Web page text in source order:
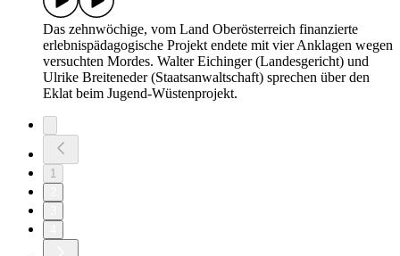
Das zehnwöchige, vom Land Oberösterreich finanzierte
erlebnispädagogische Projekt endete mit vier Anklagen wegen
versuchten Mordes. Walter Eichinger (Landesgericht) und
Ulrike Breiteneder (Staatsanwaltschaft) sprechen über den
Eklat beim Jugend-Wüstenprojekt.
1